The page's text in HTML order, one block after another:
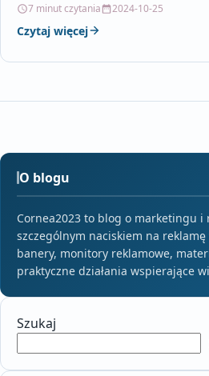
7 minut czytania 2024-10-25
Czytaj więcej
O blogu
Cornea2023 to blog o marketingu
szczególnym naciskiem na
banery, monitory reklamowe,
praktyczne działania wspierające
Szukaj